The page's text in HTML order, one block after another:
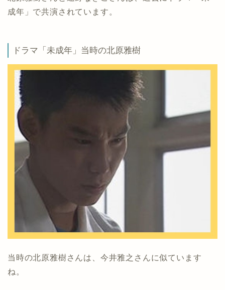
成年」で共演されています。
ドラマ「未成年」当時の北原雅樹
当時の北原雅樹さんは、今井雅之さんに似ています
ね。